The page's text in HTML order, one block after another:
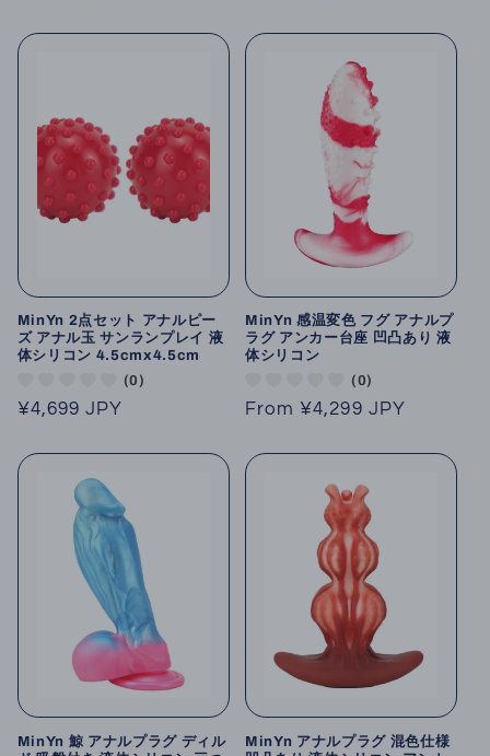
MinYn 2点セット アナルピー
ズ アナル玉 サンランプレイ 液
体シリコン 4.5cmx4.5cm
(0)
Regular
¥4,699 JPY
MinYn 感温変色 フグ アナルプ
ラグ アンカー台座 凹凸あり 液
体シリコン
(0)
Regular
From ¥4,299 JPY
MinYn 鯨 アナルプラグ ディル
MinYn アナルプラグ 混色仕様